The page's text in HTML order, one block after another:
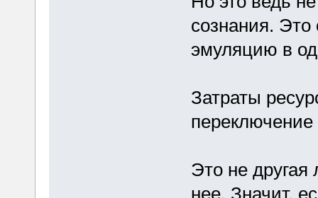
сознания. Это
эмуляцию в
Затраты
переключение
Это не другая
нее. Значит,